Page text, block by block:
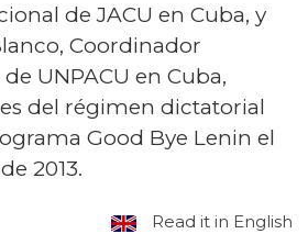
de JACU en Cuba, y
Coordinador
UNPACU en Cuba,
del régimen dictatorial
Good Bye Lenin el
2013.
Read it in English